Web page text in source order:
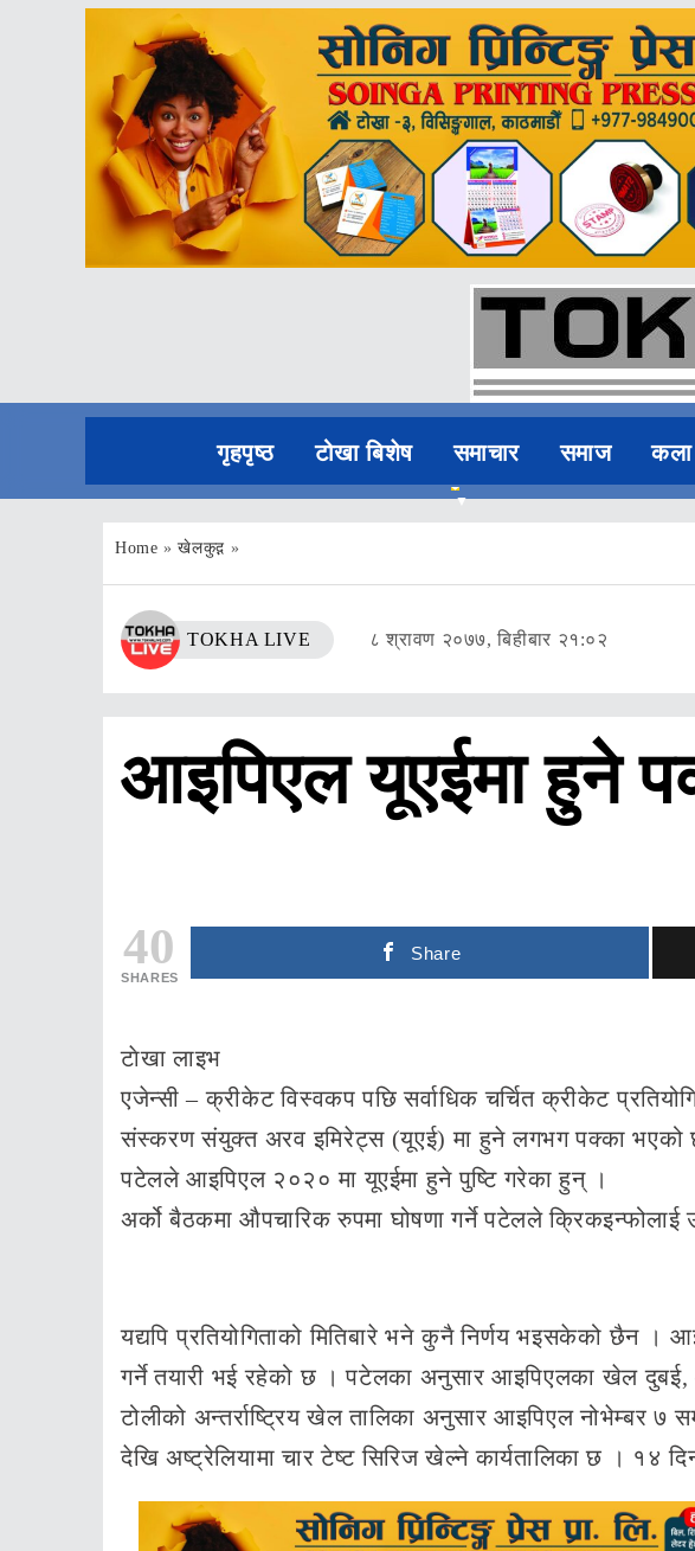
गृहपृष्ठ टोखा बिशेष समाचार समाज
Home »खेलकुद़़ »
TOKHA LIVE ८ श्रावण २०७७, बिहीबार २१:०२
आइपिएल यूएईमा हुने
40
SHARES
Share
टाेखा लाइभ
एजेन्सी – क्रीकेट विस्वकप पछि सर्वाधिक चर्चित क्रीकेट
संस्करण संयुक्त अरव इमिरेट्स (यूएई) मा हुने लगभग पक्का भएको
पटेलले आइपिएल २०२० मा यूएईमा हुने पुष्टि गरेका हुन् ।
अर्को बैठकमा औपचारिक रुपमा घोषणा गर्ने पटेलले क्रिकइन्फोलाई
यद्यपि प्रतियोगिताको मितिबारे भने कुनै निर्णय भइसकेको छैन
गर्ने तयारी भई रहेको छ । पटेलका अनुसार आइपिएलका खेल
टोलीको अन्तर्राष्ट्रिय खेल तालिका अनुसार आइपिएल नोभेम्बर ७
देखि अष्ट्रेलियामा चार टेष्ट सिरिज खेल्ने कार्यतालिका छ । १४